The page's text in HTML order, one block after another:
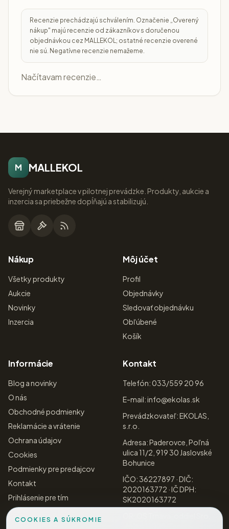
Recenzie prechádzajú schválením. Označenie „Overený
nákup" majú recenzie od zákazníkov s doručenou
objednávkou cez MALLEKOL; ostatné recenzie overené
nie sú. Negatívne recenzie nemažeme.
Načítavam recenzie…
M MALLEKOL
Verejný marketplace v pilotnej prevádzke. Produkty, aukcie a
inzercia sa priebežne dopĺňajú a stabilizujú.
Nákup
Všetky produkty
Aukcie
Novinky
Inzercia
Môj účet
Profil
Objednávky
Sledovať objednávku
Obľúbené
Košík
Informácie
Blog a novinky
O nás
Obchodné podmienky
Reklamácie a vrátenie
Ochrana údajov
Cookies
Podmienky pre predajcov
Kontakt
Prihlásenie pre tím
Kontakt
Telefón: 033/559 20 96
E-mail: info@ekolas.sk
Prevádzkovateľ: EKOLAS,
s.r.o.
Adresa: Paderovce, Poľná
ulica 11/2, 919 30 Jaslovské
Bohunice
IČO: 36227897 · DIČ:
2020163772 · IČ DPH:
SK2020163772
COOKIES A SÚKROMIE